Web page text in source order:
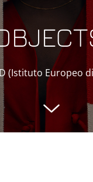
(Istituto Europeo